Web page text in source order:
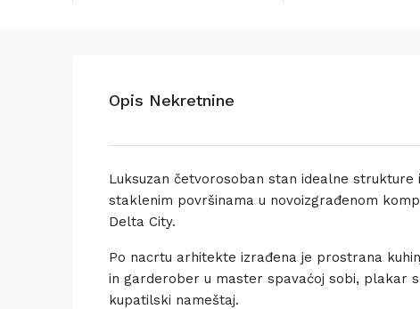
Opis Nekretnine
Luksuzan četvorosoban stan idealne
staklenim površinama u novoizgrađenom
Delta City.
Po nacrtu arhitekte izrađena je prostrana
in garderober u master spavaćoj sobi, plakar
kupatilski nameštaj.